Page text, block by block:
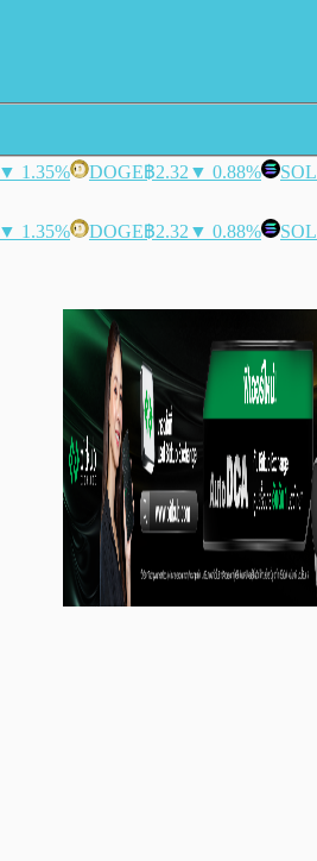
▼ 1.35% DOGE฿2.32 ▼ 0.88% SOL
▼ 1.35% DOGE฿2.32 ▼ 0.88% SOL